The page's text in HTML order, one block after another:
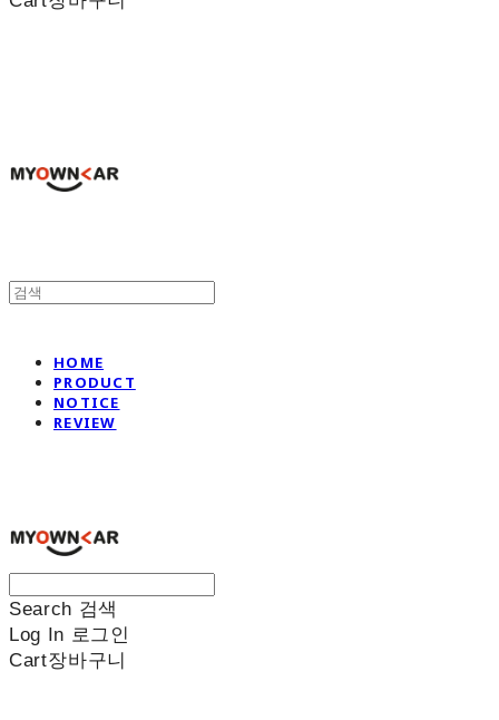
HOME
PRODUCT
NOTICE
REVIEW
Search 검색
Log In 로그인
Cart장바구니